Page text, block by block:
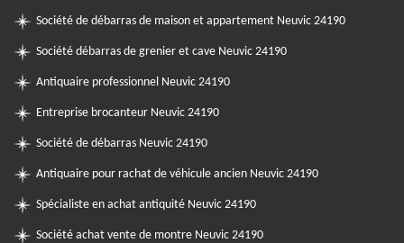
Société de débarras de maison et appartement Neuvic 24190
Société débarras de grenier et cave Neuvic 24190
Antiquaire professionnel Neuvic 24190
Entreprise brocanteur Neuvic 24190
Société de débarras Neuvic 24190
Antiquaire pour rachat de véhicule ancien Neuvic 24190
Spécialiste en achat antiquité Neuvic 24190
Société achat vente de montre Neuvic 24190